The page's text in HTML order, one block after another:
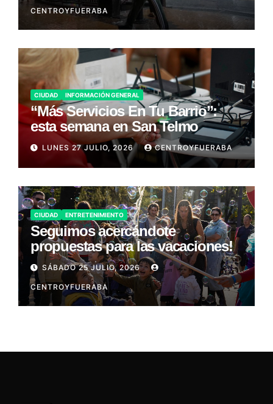
CENTROYFUERABA
CIUDAD INFORMACIÓN GENERAL
“Más Servicios En Tu Barrio”:
esta semana en San Telmo
LUNES 27 JULIO, 2026 CENTROYFUERABA
CIUDAD ENTRETENIMIENTO
Seguimos acercándote
propuestas para las vacaciones!
SÁBADO 25 JULIO, 2026
CENTROYFUERABA